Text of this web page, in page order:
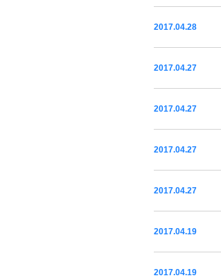
2017.04.28
2017.04.27
2017.04.27
2017.04.27
2017.04.27
2017.04.19
2017.04.19